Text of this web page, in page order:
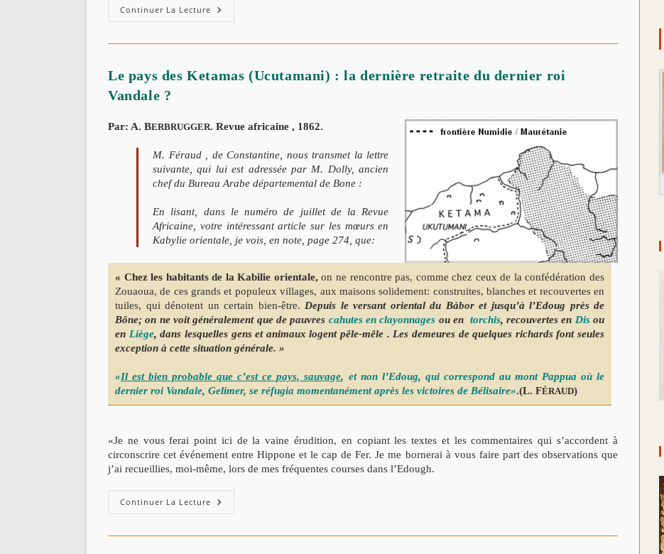
Continuer La Lecture KETAMA
:
Lecture
–
Le pays des Ketamas (Ucutamani) : la dernière retraite du dernier roi
Vandale ?
Par: A. BERBRUGGER. Revue africaine , 1862.
M. Féraud , de Constantine, nous transmet la lettre
suivante, qui lui est adressée par M. Dolly, ancien
chef du Bureau Arabe départemental de Bone :
En lisant, dans le numéro de juillet de la Revue
Africaine, votre intéressant article sur les mœurs en
Kabylie orientale, je vois, en note, page 274, que:
« Chez les habitants de la Kabilie orientale, on ne rencontre pas, comme chez ceux de la confédération des
Zouaoua, de ces grands et populeux villages, aux maisons solidement: construites, blanches et recouvertes en
tuiles, qui dénotent un certain bien-être. Depuis le versant oriental du Bàbor et jusqu’à l’Edoug près de
Bône; on ne voit généralement que de pauvres cahutes en clayonnages ou en torchis, recouvertes en Disou
en Liège, dans lesquelles gens et animaux logent pêle-mêle . Les demeures de quelques richards font seules
exception à cette situation générale. »
«Il est bien probable que c’est ce pays, sauvage, et non l’Edoug, qui correspond au mont Pappua où le
dernier roi Vandale, Gelimer, se réfugia momentanément après les victoires de Bélisaire».(L. FÉRAUD)
«Je ne vous ferai point ici de la vaine érudition, en copiant les textes et les commentaires qui s’accordent à
circonscrire cet événement entre Hippone et le cap de Fer. Je me bornerai à vous faire part des observations que
j’ai recueillies, moi-même, lors de mes fréquentes courses dans l’Edough.
Continuer La Lecture Le
Pays